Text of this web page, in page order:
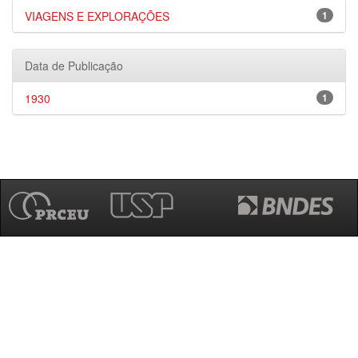
1
VIAGENS E EXPLORAÇÕES
Data de Publicação
1
1930